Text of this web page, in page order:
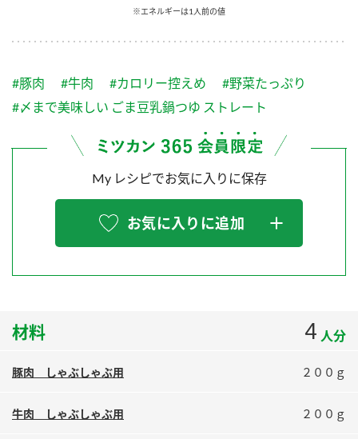
ふりかけ おすしの素
炊き込みご飯の素 米飯用調味液
かおりの蔵
つゆ
鍋なび
納豆のサイト
お酢を知ろう！
ぽん酢サワー
ミツカンのCM
水の文化センター（アーカイブ）
ZENB initiative
MIM（ミツカンミュージアム）
キッザニア東京「ぽん酢工房」
お客様相談センター
お客様の声をいかしました
販売終了製品のご案内
よくあるご質問
地図から取り扱い店舗を探す
※エネルギーは1人前の値
#豚肉 #牛肉 #カロリー控えめ
#野菜たっぷり
#〆まで美味しい ごま豆乳鍋つゆ ストレート
My レシピでお気に入りに保存
お気に入りに追加
材料 4 人分
豚肉 しゃぶしゃぶ用 ２００ｇ
牛肉 しゃぶしゃぶ用 ２００ｇ